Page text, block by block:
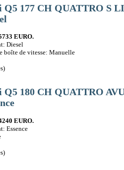
Q5 177 CH QUATTRO S
EURO.
Diesel
boîte de vitesse: Manuelle
Q5 180 CH QUATTRO
EURO.
Essence